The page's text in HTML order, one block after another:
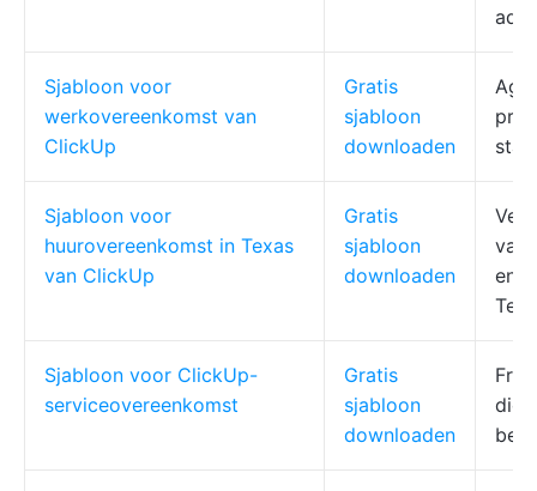
Sjabloon voor
werkovereenkomst van
ClickUp
Gratis
sjabloon
downloaden
Sjabloon voor
huurovereenkomst in Texas
van ClickUp
Gratis
sjabloon
downloaden
en
Sjabloon voor ClickUp-
serviceovereenkomst
Gratis
sjabloon
downloaden